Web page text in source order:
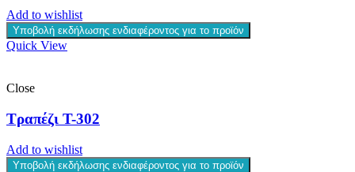
Add to wishlist
Υποβολή εκδήλωσης ενδιαφέροντος για το προϊόν
Quick View
Close
Τραπέζι T-302
Add to wishlist
Υποβολή εκδήλωσης ενδιαφέροντος για το προϊόν